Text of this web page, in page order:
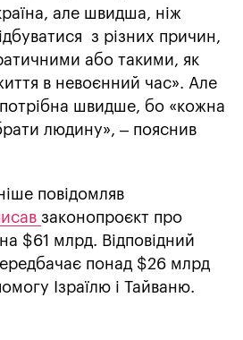
але швидша, ніж
з різних причин,
або такими, як
в невоєнний час». Але
потрібна швидше, бо «кожна
людину», – пояснив
повідомляв
законопроєкт про
$61 млрд. Відповідний
понад $26 млрд
Ізраїлю і Тайваню.